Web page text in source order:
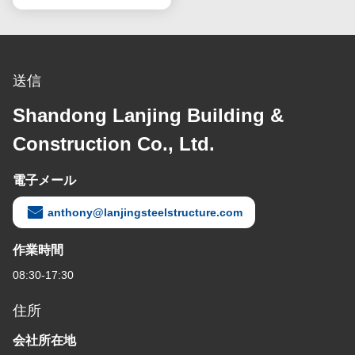
送信
Shandong Lanjing Building &
Construction Co., Ltd.
電子メール
anthony@lanjingsteelstructure.com
作業時間
08:30-17:30
住所
会社所在地